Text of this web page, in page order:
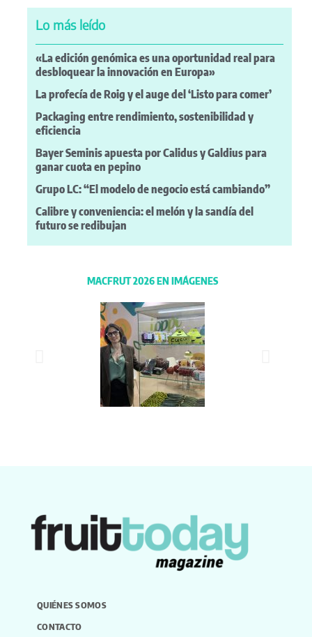
Lo más leído
«La edición genómica es una oportunidad real para
desbloquear la innovación en Europa»
La profecía de Roig y el auge del ‘Listo para comer’
Packaging entre rendimiento, sostenibilidad y
eficiencia
Bayer Seminis apuesta por Calidus y Galdius para
ganar cuota en pepino
Grupo LC: “El modelo de negocio está cambiando”
Calibre y conveniencia: el melón y la sandía del
futuro se redibujan
MACFRUT 2026 EN IMÁGENES
QUIÉNES SOMOS
CONTACTO